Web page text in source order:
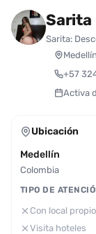
Sarita
Sarita:
Medellín
+57
Activa
Ubicación
Medellín
Colombia
TIPO DE
Con local propio
Visita hoteles